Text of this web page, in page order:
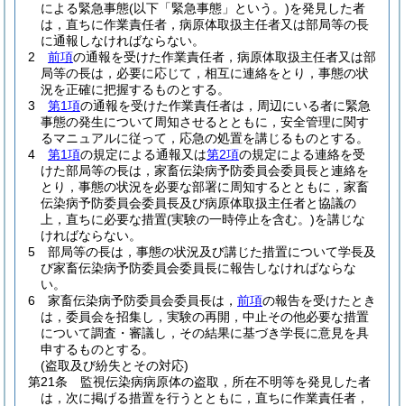
による緊急事態(以下「緊急事態」という。)を発見した者
は，直ちに作業責任者，病原体取扱主任者又は部局等の長
に通報しなければならない。
2
前項の通報を受けた作業責任者，病原体取扱主任者又は部
局等の長は，必要に応じて，相互に連絡をとり，事態の状
況を正確に把握するものとする。
3
第1項の通報を受けた作業責任者は，周辺にいる者に緊急
事態の発生について周知させるとともに，安全管理に関す
るマニュアルに従って，応急の処置を講じるものとする。
4
第1項の規定による通報又は第2項の規定による連絡を受
けた部局等の長は，家畜伝染病予防委員会委員長と連絡を
とり，事態の状況を必要な部署に周知するとともに，家畜
伝染病予防委員会委員長及び病原体取扱主任者と協議の
上，直ちに必要な措置(実験の一時停止を含む。)を講じな
ければならない。
5
部局等の長は，事態の状況及び講じた措置について学長及
び家畜伝染病予防委員会委員長に報告しなければならな
い。
6
家畜伝染病予防委員会委員長は， 前項の報告を受けたとき
は，委員会を招集し，実験の再開，中止その他必要な措置
について調査・審議し，その結果に基づき学長に意見を具
申するものとする。
(盗取及び紛失とその対応)
第21条
監視伝染病病原体の盗取，所在不明等を発見した者
は，次に掲げる措置を行うとともに，直ちに作業責任者，